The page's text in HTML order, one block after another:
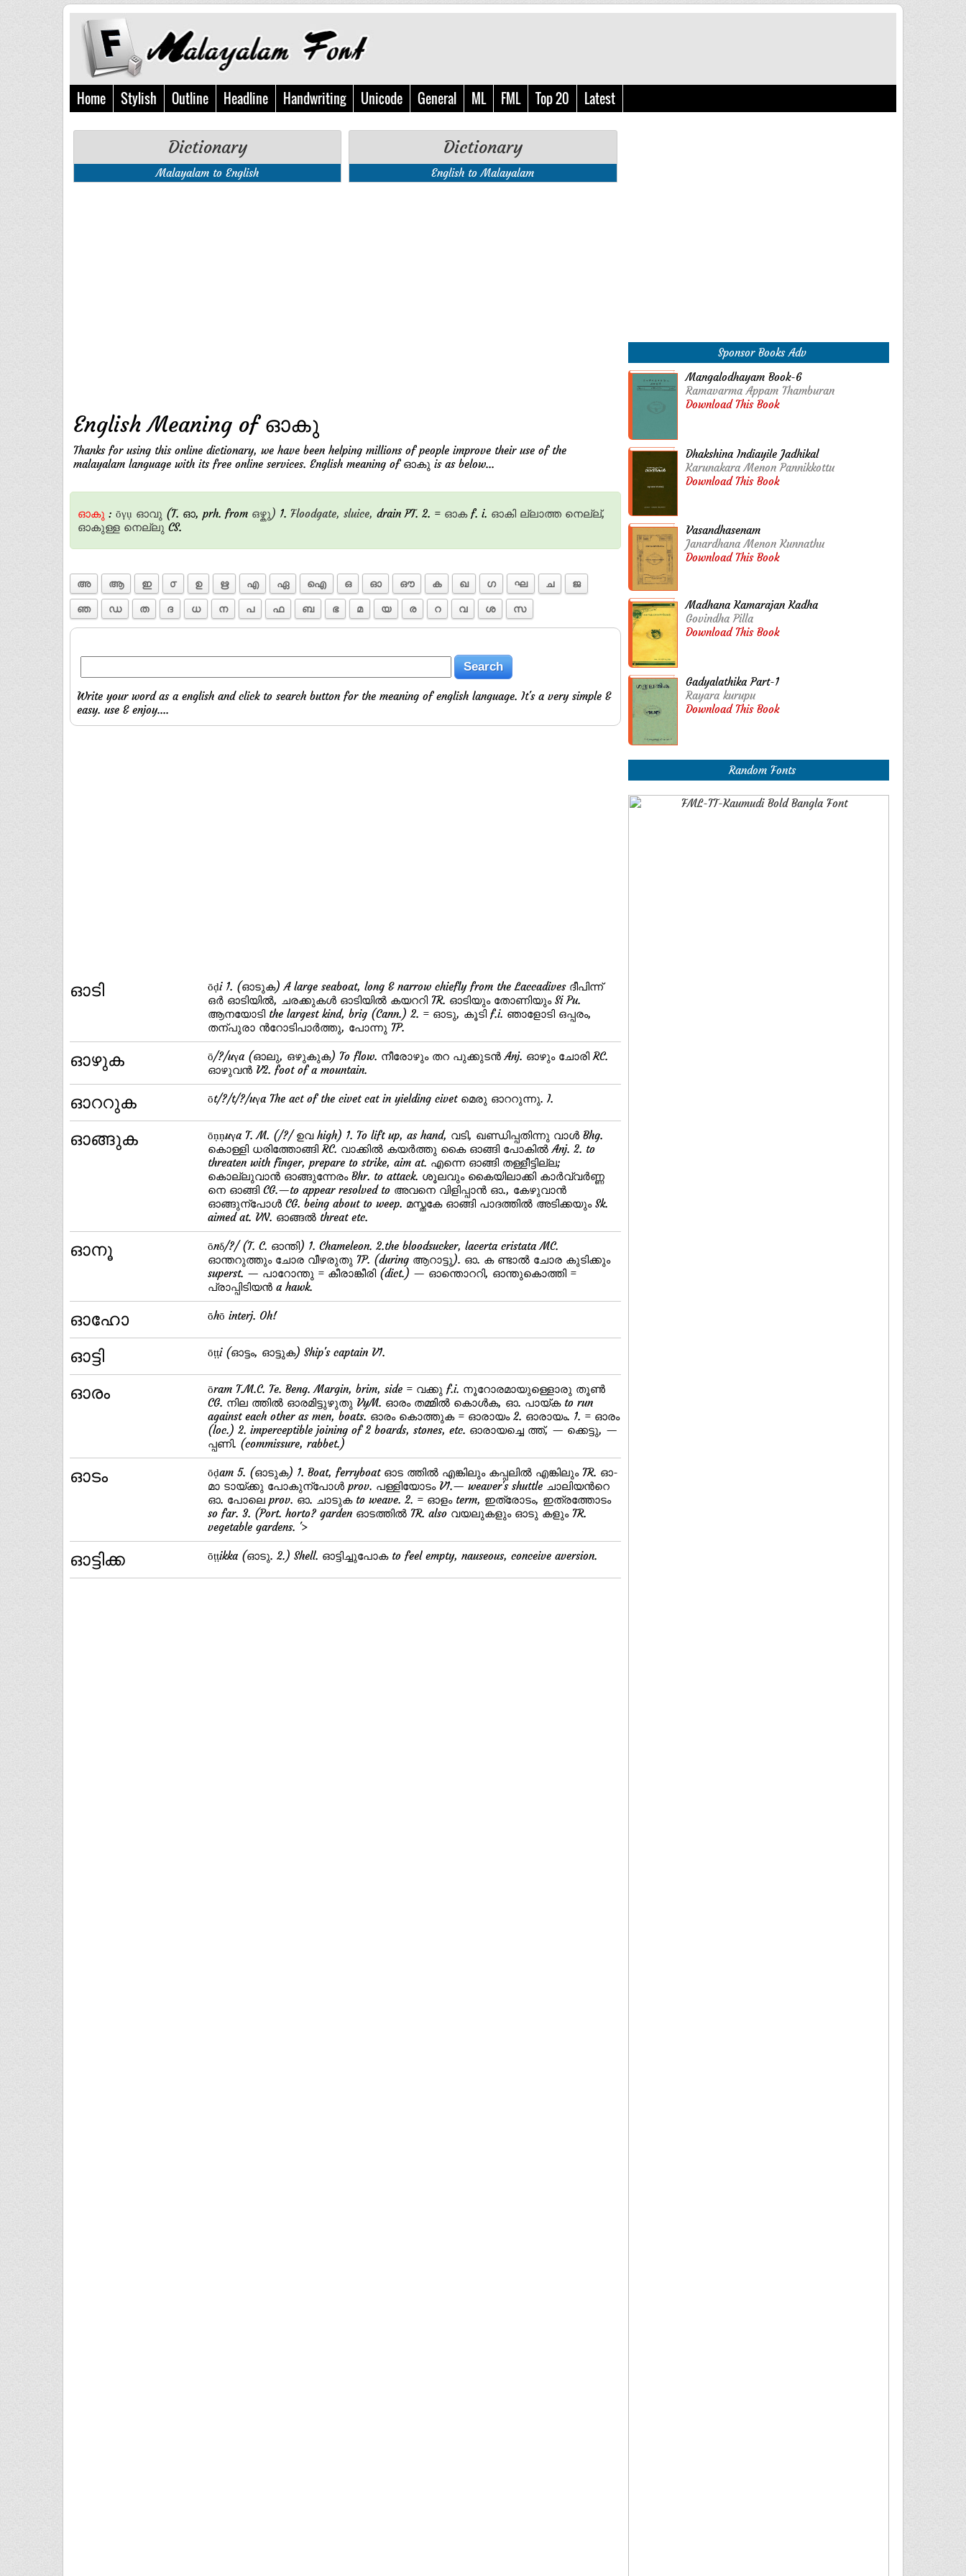
Home Stylish Outline Headline Handwriting Unicode General ML FML Top 20 Latest
Dictionary
Malayalam to English
Dictionary
English to Malayalam
English Meaning of ഓകു
Thanks for using this online dictionary, we have been helping millions of people improve their use of the
malayalam language with its free online services. English meaning of ഓകു is as below...
ഓകു : ōγụ ഓവു (T. ഓ, prh. from ഒഴ്കു) 1. Floodgate, sluice, drain PT. 2. = ഓകf. i. ഓകി ല്ലാത്ത നെല്ല്,
ഓകുള്ള നെല്ലു CS.
അ ആ ഇ ൦ ഉ ഋ എ ഏ ഐ ഒ ഓ ഔ ക ഖ ഗ ഘ ച ജ
ഞ ഡ ത ദ ധ ന പ ഫ ബ ഭ മ യ ര റ വ ശ സ
Write your word as a english and click to search button for the meaning of english language. It's a very simple &
easy. use & enjoy....
ഓടി
ōḍi 1. (ഓടുക) A large seaboat, long & narrow chiefly from the Laccadives ദീപിന്ന്
ഒര്‍ ഓടിയില്‍, ചരക്കുകള്‍ ഓടിയില്‍ കയററി TR. ഓടിയും തോണിയും Si Pu.
ആനയോടി the largest kind, brig (Cann.) 2. = ഓടു, കൂടി f.i. ഞാളോടി ഒപ്പരം,
തന്പുരാ ന്‍റോടിപാര്‍ത്തു, പോന്നു TP.
ഓഴുക
ō/?/uγa (ഓലു, ഒഴുകുക) To flow. നീരോഴും തറ പുക്കുടന്‍ Anj. ഓഴും ചോരി RC.
ഓഴുവന്‍ V2. foot of a mountain.
ഓററുക ōt/?/t/?/uγa The act of the civet cat in yielding civet മെരു ഓററുന്നു. I.
ഓങ്ങുക
ōṇṇuγa T. M. (/?/ ഉവ high) 1. To lift up, as hand, വടി, ഖണ്ഡിപ്പതിന്നു വാള്‍ Bhg.
കൊള്ളി ധരിത്തോങ്ങി RC. വാക്കില്‍ കയര്‍ത്തു കൈ ഓങ്ങി പോകില്‍ Anj. 2. to
threaten with finger, prepare to strike, aim at. എന്നെ ഓങ്ങി തള്ളീട്ടില്ല;
കൊല്ലുവാന്‍ ഓങ്ങുന്നേരം Bhr. to attack. ശൂലവും കൈയിലാക്കി കാര്‍വ്വര്‍ണ്ണ
നെ ഓങ്ങി CG.—to appear resolved to അവനെ വിളിപ്പാന്‍ ഓ., കേഴുവാന്‍
ഓങ്ങുന്പോള്‍ CG. being about to weep. മസ്തകേ ഓങ്ങി പാദത്തില്‍ അടിക്കയും Sk.
aimed at. VN. ഓങ്ങല്‍ threat etc.
ഓനൂ
ōnδ/?/ (T. C. ഓന്തി) 1. Chameleon. 2.the bloodsucker, lacerta cristata MC.
ഓന്തറുത്തും ചോര വീഴരുതു TP. (during ആറാട്ടു). ഓ. ക ണ്ടാല്‍ ചോര കുടിക്കും
superst. — പാറോന്തു = കീരാങ്കീരി (dict.) — ഓന്തൊററി, ഓന്തുകൊത്തി =
പ്രാപ്പിടിയന്‍ a hawk.
ഓഹോ ōhō interj. Oh!
ഓട്ടി ōṭṭi (ഓട്ടം, ഓട്ടുക) Ship's captain V1.
ഓരം
ōram T.M.C. Te. Beng. Margin, brim, side = വക്കു f.i. നൂറോരമായുള്ളൊരു തൂണ്‍
CG. നില ത്തില്‍ ഓരമിട്ടുഴുതു VyM. ഓരം തമ്മില്‍ കൊള്‍ക, ഓ. പായ്ക to run
against each other as men, boats. ഓരം കൊത്തുക = ഓരായം 2. ഓരായം. 1. = ഓരം
(loc.) 2. imperceptible joining of 2 boards, stones, etc. ഓരായച്ചെ ത്ത്, — ക്കെട്ടു, —
പ്പണി. (commissure, rabbet.)
ഓടം
ōḍam 5. (ഓടുക) 1. Boat, ferryboat ഓട ത്തില്‍ എങ്കിലും കപ്പലില്‍ എങ്കിലും TR. ഓ-
മാ ടായ്ക്കു പോകുന്പോള്‍ prov. പള്ളിയോടം V1.— weaver's shuttle ചാലിയന്‍റെ
ഓ. പോലെ prov. ഓ. ചാടുക to weave. 2. = ഓളം term, ഇത്രോടം, ഇത്രത്തോടം
so far. 3. (Port. horto? garden ഓടത്തില്‍ TR. also വയലുകളും ഓടു കളും TR.
vegetable gardens. '>
ഓട്ടിക്ക ōṭṭikka (ഓടു. 2.) Shell. ഓട്ടിച്ചുപോക to feel empty, nauseous, conceive aversion.
Sponsor Books Adv
Mangalodhayam Book-6
Ramavarma Appam Thamburan
Download This Book
Dhakshina Indiayile Jadhikal
Karunakara Menon Pannikkottu
Download This Book
Vasandhasenam
Janardhana Menon Kunnathu
Download This Book
Madhana Kamarajan Kadha
Govindha Pilla
Download This Book
Gadyalathika Part-1
Rayara kurupu
Download This Book
Random Fonts